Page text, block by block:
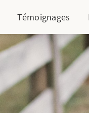
Témoignages